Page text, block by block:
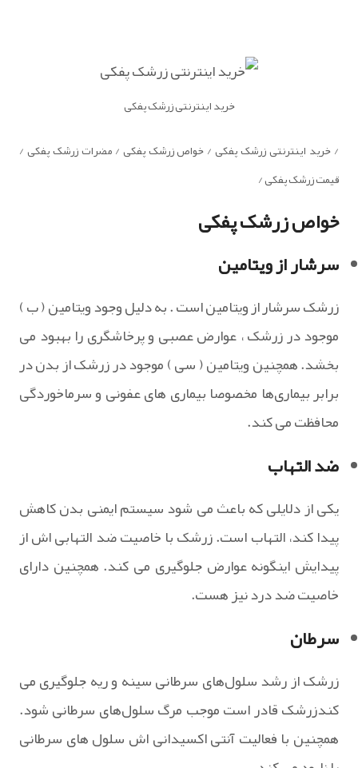
خرید اینترنتی زرشک پفکی
/ خرید اینترنتی زرشک پفکی / خواص زرشک پفکی / مضرات زرشک پفکی /
قیمت زرشک پفکی /
خواص زرشک پفکی
سرشار از ویتامین
زرشک سرشار از ویتامین است . به دلیل وجود ویتامین ( ب )
موجود در زرشک ، عوارض عصبی و پرخاشگری را بهبود می
بخشد. همچنین ویتامین ( سی ) موجود در زرشک از بدن در
برابر بیماری‌ها مخصوصا بیماری‌ های عفونی و سرماخوردگی
محافظت می کند.
ضد التهاب
یکی از دلایلی که باعث می شود سیستم ایمنی بدن کاهش
پیدا کند، التهاب است. زرشک با خاصیت ضد التهابی اش از
پیدایش اینگونه عوارض جلوگیری می کند. همچنین دارای
خاصیت ضد درد نیز هست.
سرطان
زرشک از رشد سلول‌های سرطانی سینه و ریه جلوگیری می
کندزرشک قادر است موجب مرگ سلول‌های سرطانی شود.
همچنین با فعالیت آنتی‌ اکسیدانی اش سلول‌ های سرطانی